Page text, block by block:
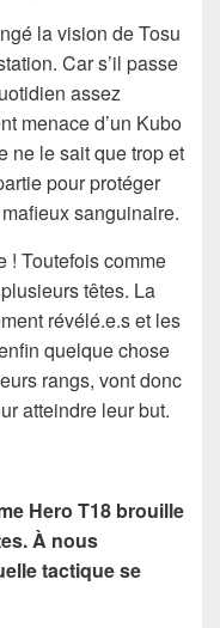
la vision de Tosu
Car s’il passe
assez
menace d’un Kubo
ne le sait que trop et
pour protéger
sanguinaire.
! Toutefois comme
têtes. La
révélé.e.s et les
quelque chose
rangs, vont donc
atteindre leur but.
Hero T18 brouille
À nous
tactique se